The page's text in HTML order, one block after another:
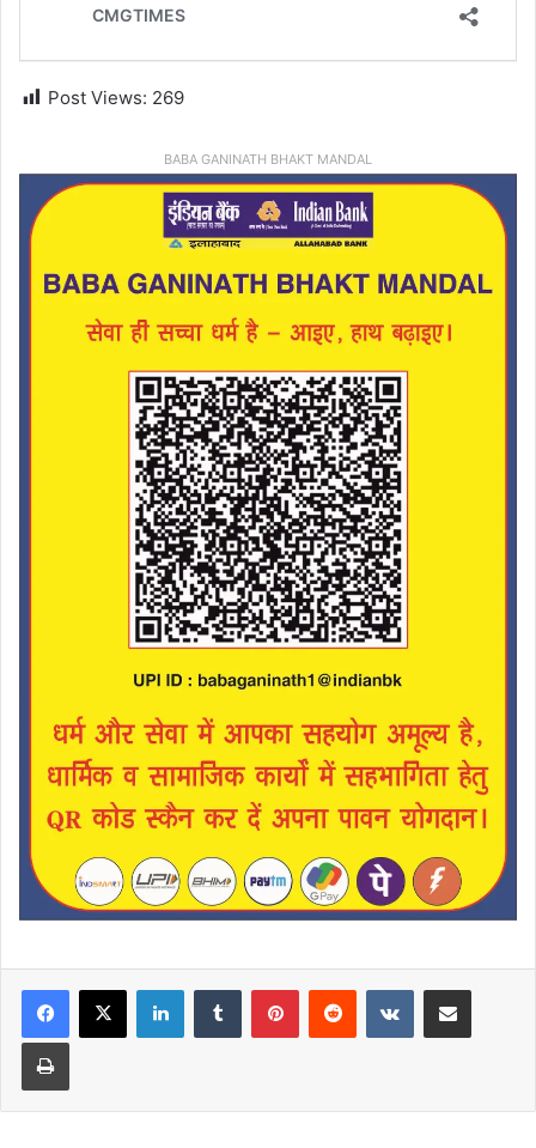
Post Views: 269
BABA GANINATH BHAKT MANDAL
LinkedInTumblr PinterestReddit VKontakteShare via Email
Print